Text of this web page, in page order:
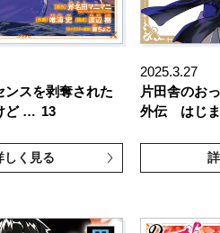
ンスを剥奪された
ど … 13
しく見る
2025.3.27
片田舎のお
外伝 はじ